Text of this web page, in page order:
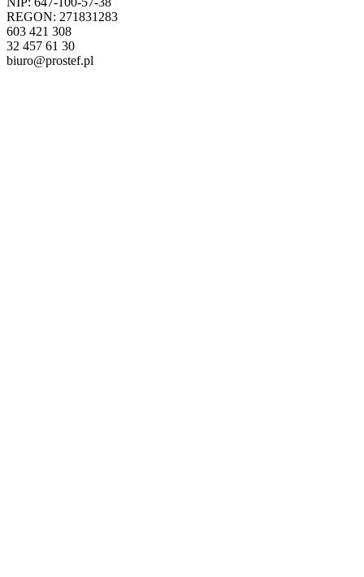
REGON: 271831283
603 421 308
32 457 61 30
biuro@prostef.pl